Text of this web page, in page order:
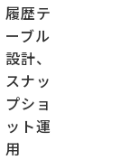
履歴テ
ーブル
設計、
スナッ
プショ
ット運
用